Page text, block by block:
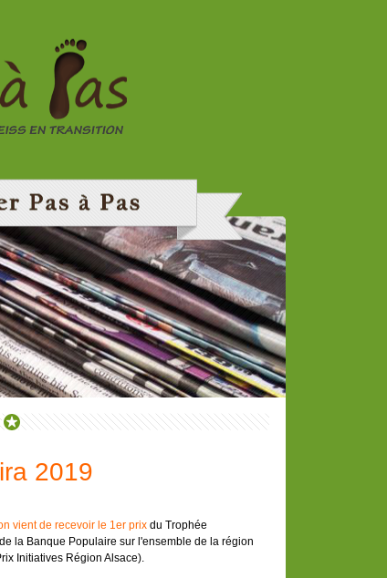
2019
vient de recevoir le 1er prix du Trophée
la Banque Populaire sur l'ensemble de la région
Initiatives Région Alsace).